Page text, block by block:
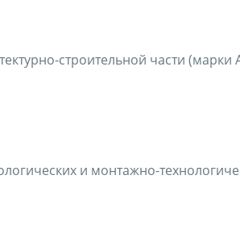
строительной части
и монтажно-